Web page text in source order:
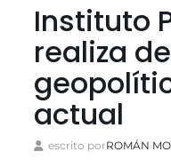
Instituto
realiza
actual
escrito porROMÁN